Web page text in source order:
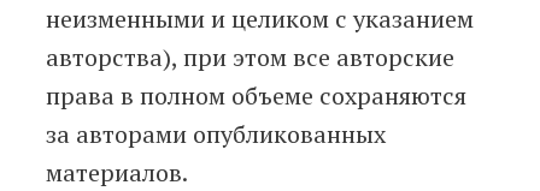
неизменными и целиком с указанием
авторства), при этом все авторские
права в полном объеме сохраняются
за авторами опубликованных
материалов.